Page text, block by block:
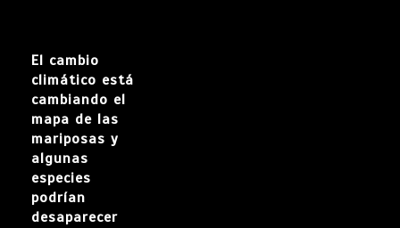
El cambio
climático está
cambiando el
mapa de las
mariposas y
algunas
especies
podrían
desaparecer